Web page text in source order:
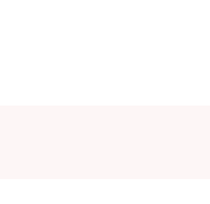
ここからサイト内共通
サイト内共通メニュー